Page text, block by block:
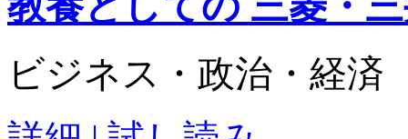
ビジネス・政治・経済